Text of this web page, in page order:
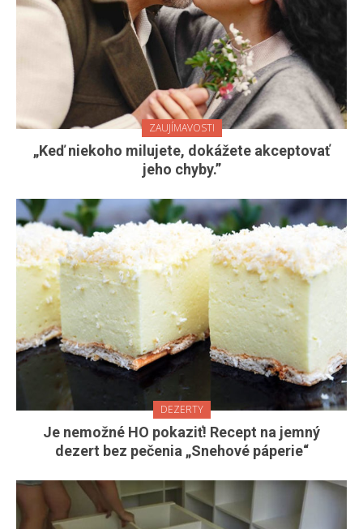
ZAUJÍMAVOSTI
„Keď niekoho milujete, dokážete akceptovať
jeho chyby.”
DEZERTY
Je nemožné HO pokaziť! Recept na jemný
dezert bez pečenia „Snehové páperie“